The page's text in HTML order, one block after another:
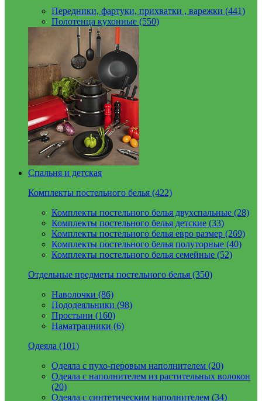
Передники, фартуки, прихватки , варежки (441)
Полотенца кухонные (550)
Спальня и детская
Комплекты постельного белья (422)
Комплекты постельного белья двухспальные (28)
Комплекты постельного белья детские (33)
Комплекты постельного белья евро размер (269)
Комплекты постельного белья полуторные (40)
Комплекты постельного белья семейные (52)
Отдельные предметы постельного белья (350)
Наволочки (86)
Пододеяльники (98)
Простыни (160)
Наматрацники (6)
Одеяла (101)
Одеяла с пухо-перовым наполнителем (20)
Одеяла с наполнителем из растительных волокон
(20)
Одеяла с синтетическим наполнителем (34)